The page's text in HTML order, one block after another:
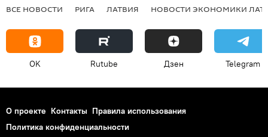
ВСЕ НОВОСТИ РИГА ЛАТВИЯ НОВОСТИ ЭКОНОМИКИ
OK Rutube Дзен Telegram
О проекте Контакты Правила использования
Политика конфиденциальности